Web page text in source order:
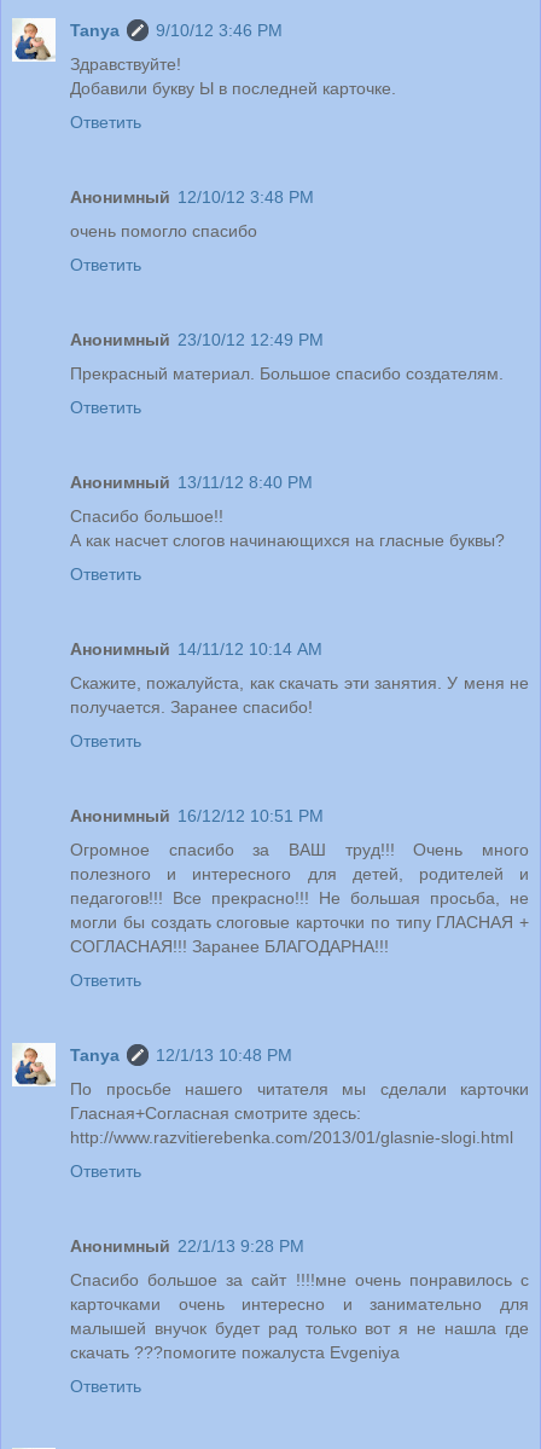
Tanya
9/10/12 3:46 PM
Здравствуйте!
Добавили букву Ы в последней карточке.
Ответить
Анонимный 12/10/12 3:48 PM
очень помогло спасибо
Ответить
Анонимный 23/10/12 12:49 PM
Прекрасный материал. Большое спасибо создателям.
Ответить
Анонимный 13/11/12 8:40 PM
Спасибо большое!!
А как насчет слогов начинающихся на гласные буквы?
Ответить
Анонимный 14/11/12 10:14 AM
Скажите, пожалуйста, как скачать эти занятия. У меня не
получается. Заранее спасибо!
Ответить
Анонимный 16/12/12 10:51 PM
Огромное спасибо за ВАШ труд!!! Очень много
полезного и интересного для детей, родителей и
педагогов!!! Все прекрасно!!! Не большая просьба, не
могли бы создать слоговые карточки по типу ГЛАСНАЯ +
СОГЛАСНАЯ!!! Заранее БЛАГОДАРНА!!!
Ответить
Tanya
12/1/13 10:48 PM
По просьбе нашего читателя мы сделали карточки
Гласная+Согласная смотрите здесь:
http://www.razvitierebenka.com/2013/01/glasnie-slogi.html
Ответить
Анонимный 22/1/13 9:28 PM
Спасибо большое за сайт !!!!мне очень понравилось с
карточками очень интересно и занимательно для
малышей внучок будет рад только вот я не нашла где
скачать ???помогите пожалуста Evgeniya
Ответить